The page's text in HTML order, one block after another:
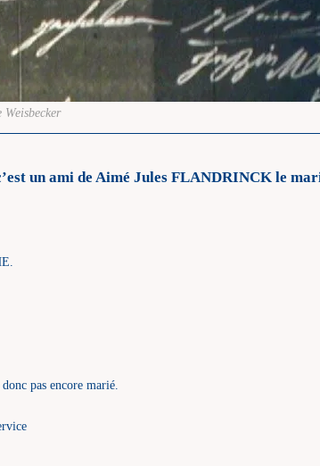
un ami de Aimé Jules FLANDRINCK le
pas encore marié.